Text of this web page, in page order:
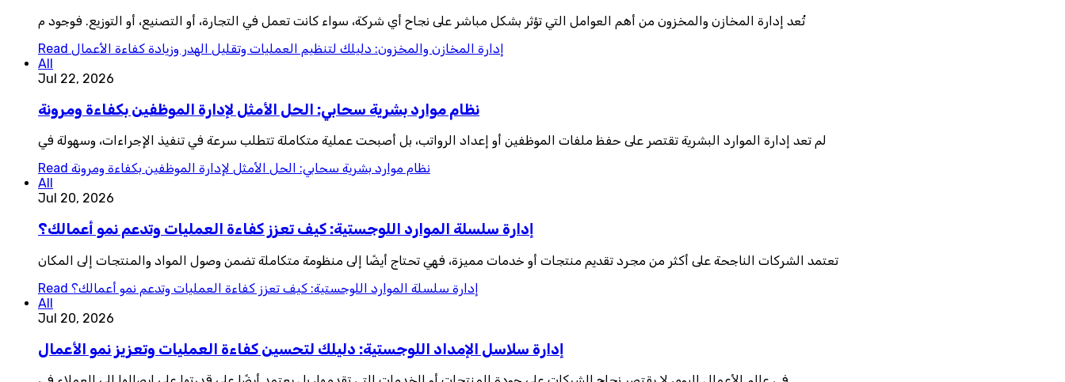
تُعد إدارة المخازن والمخزون من أهم العوامل التي تؤثر بشكل مباشر على نجاح أي شركة، سواء كانت تعمل في التجارة، أو التصنيع، أو التوزيع. فوجود م
Read إدارة المخازن والمخزون: دليلك لتنظيم العمليات وتقليل الهدر وزيادة كفاءة الأعمال
All
Jul 22, 2026
نظام موارد بشرية سحابي: الحل الأمثل لإدارة الموظفين بكفاءة ومرونة
لم تعد إدارة الموارد البشرية تقتصر على حفظ ملفات الموظفين أو إعداد الرواتب، بل أصبحت عملية متكاملة تتطلب سرعة في تنفيذ الإجراءات، وسهولة في
Read نظام موارد بشرية سحابي: الحل الأمثل لإدارة الموظفين بكفاءة ومرونة
All
Jul 20, 2026
إدارة سلسلة الموارد اللوجستية: كيف تعزز كفاءة العمليات وتدعم نمو أعمالك؟
تعتمد الشركات الناجحة على أكثر من مجرد تقديم منتجات أو خدمات مميزة، فهي تحتاج أيضًا إلى منظومة متكاملة تضمن وصول المواد والمنتجات إلى المكان
Read إدارة سلسلة الموارد اللوجستية: كيف تعزز كفاءة العمليات وتدعم نمو أعمالك؟
All
Jul 20, 2026
إدارة سلاسل الإمداد اللوجستية: دليلك لتحسين كفاءة العمليات وتعزيز نمو الأعمال